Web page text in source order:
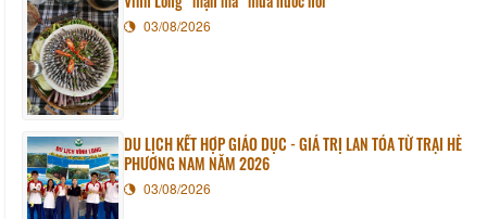
03/08/2026
DU LỊCH KẾT HỢP GIÁO DỤC - GIÁ TRỊ LAN TỎA TỪ TRẠI HÈ
PHƯƠNG NAM NĂM 2026
03/08/2026